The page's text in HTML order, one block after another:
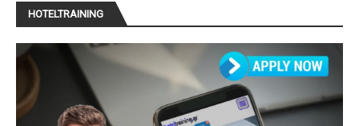
HOTELTRAINING